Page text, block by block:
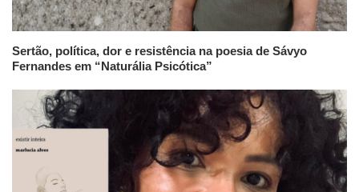
Sertão, política, dor e resistência na poesia de Sávyo
Fernandes em “Naturália Psicótica”